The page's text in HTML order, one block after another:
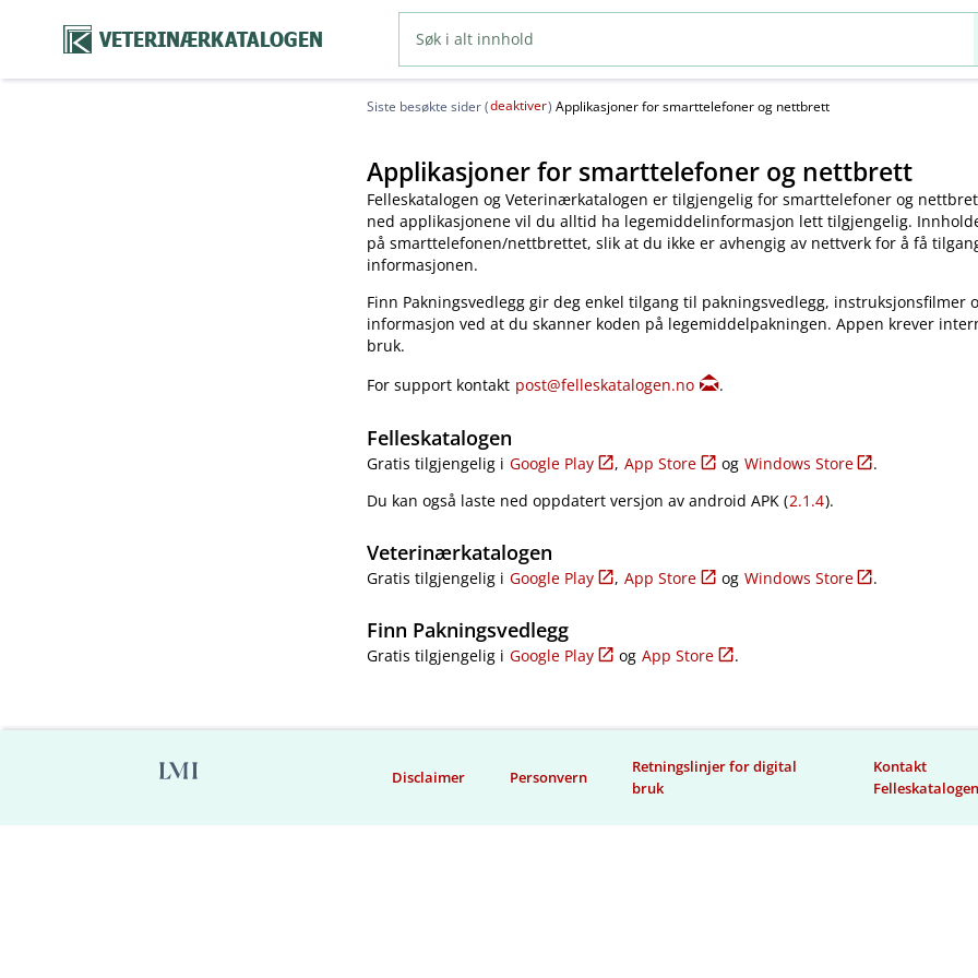
VETERINÆRKATALOGEN
Siste besøkte sider (deaktiver) Applikasjoner for smarttelefoner og nettbrett
Applikasjoner for smarttelefoner og nettbrett
Felleskatalogen og Veterinærkatalogen er tilgjengelig for smarttelefoner og
ned applikasjonene vil du alltid ha legemiddelinformasjon lett tilgjengelig.
på smarttelefonen​/​nettbrettet, slik at du ikke er avhengig av nettverk for å få
informasjonen.
Finn Pakningsvedlegg gir deg enkel tilgang til pakningsvedlegg, instruksjonsfilmer
informasjon ved at du skanner koden på legemiddelpakningen. Appen krever
bruk.
For support kontakt post@felleskatalogen.no .
Felleskatalogen
Gratis tilgjengelig i Google Play , App Store og Windows Store
.
Du kan også laste ned oppdatert versjon av android APK (2.1.4).
Veterinærkatalogen
Gratis tilgjengelig i Google Play , App Store og Windows Store .
Finn Pakningsvedlegg
Gratis tilgjengelig i Google Play og App Store .
Disclaimer Personvern
Retningslinjer for digital
bruk
Kontakt
Felleskatalogen